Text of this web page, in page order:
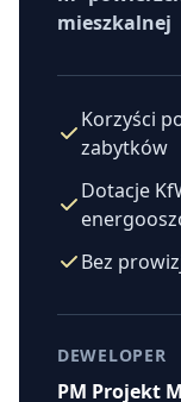
mieszkalnej
Korzyści
zabytków
Dotacje
Bez
DEWELOPER
PM Projekt